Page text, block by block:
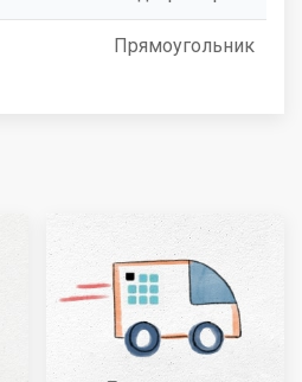
Прямоугольник